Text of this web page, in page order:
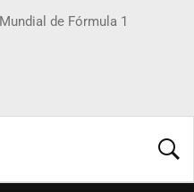
Mundial de Fórmula 1